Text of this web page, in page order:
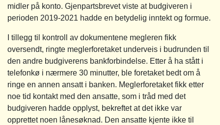
midler på konto. Gjenpartsbrevet viste at budgiveren i
perioden 2019-2021 hadde en betydelig inntekt og formue.
I tillegg til kontroll av dokumentene megleren fikk
oversendt, ringte meglerforetaket underveis i budrunden til
den andre budgiverens bankforbindelse. Etter å ha stått i
telefonkø i nærmere 30 minutter, ble foretaket bedt om å
ringe en annen ansatt i banken. Meglerforetaket fikk etter
noe tid kontakt med den ansatte, som i tråd med det
budgiveren hadde opplyst, bekreftet at det ikke var
opprettet noen lånesøknad. Den ansatte kjente ikke til